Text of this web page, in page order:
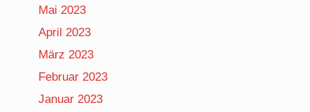
Mai 2023
April 2023
März 2023
Februar 2023
Januar 2023